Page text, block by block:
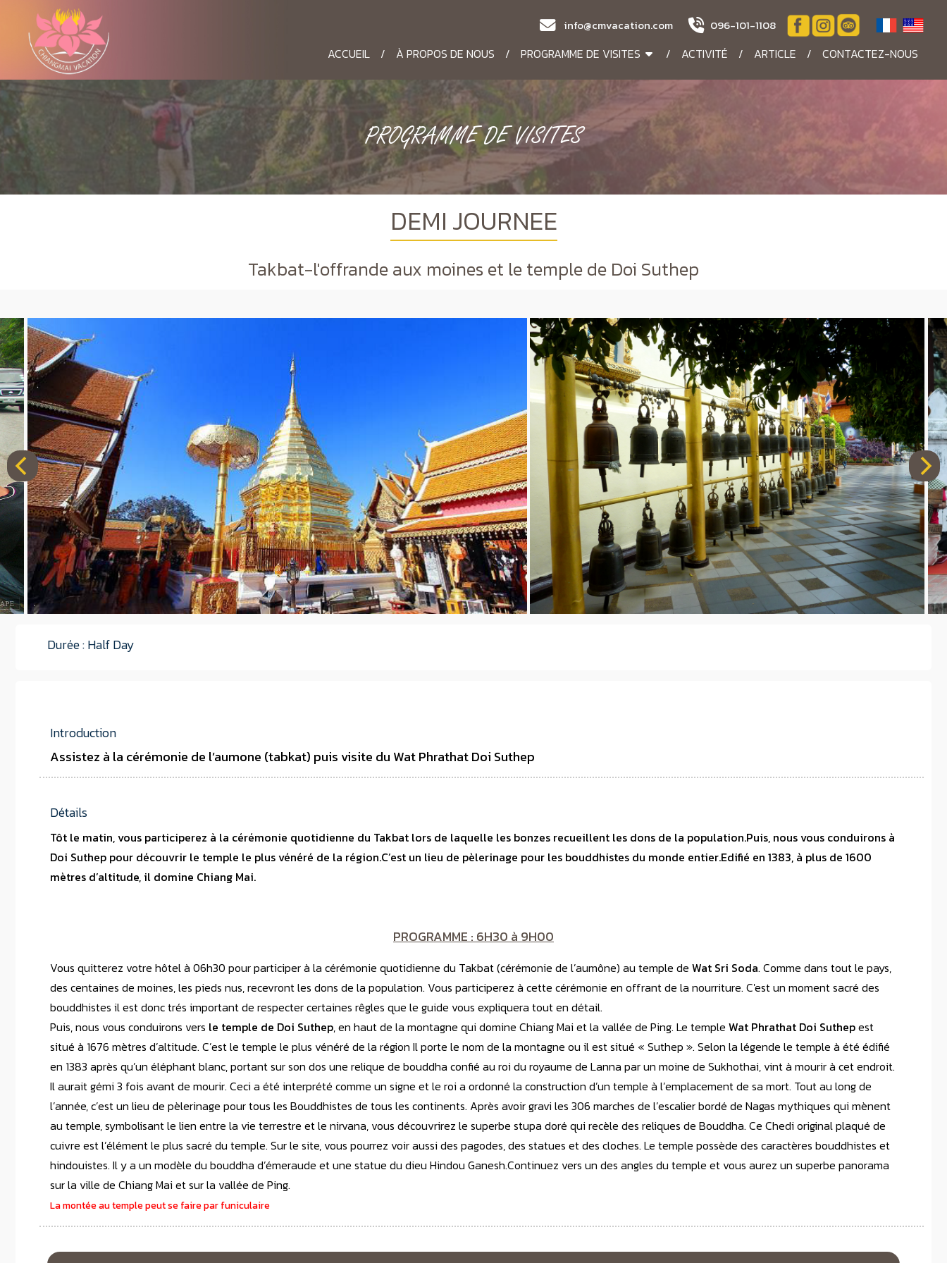
info@cmvacation.com 096-101-1108
ACCUEIL / À PROPOS DE NOUS / PROGRAMME DE VISITES / ACTIVITÉ / ARTICLE / CONTACTEZ-NOUS
PROGRAMME DE VISITES
DEMI JOURNEE
Takbat-l'offrande aux moines et le temple de Doi Suthep
Durée : Half Day
Introduction
Assistez à la cérémonie de l’aumone (tabkat) puis visite du Wat Phrathat Doi Suthep
Détails
Tôt le matin, vous participerez à la cérémonie quotidienne du Takbat lors de laquelle les bonzes recueillent les dons de la population.Puis, nous vous conduirons à
Doi Suthep pour découvrir le temple le plus vénéré de la région.C’est un lieu de pèlerinage pour les bouddhistes du monde entier.Edifié en 1383, à plus de 1600
mètres d’altitude, il domine Chiang Mai.
PROGRAMME : 6H30 à 9H00
Vous quitterez votre hôtel à 06h30 pour participer à la cérémonie quotidienne du Takbat (cérémonie de l’aumône) au temple de Wat Sri Soda. Comme dans tout le pays,
des centaines de moines, les pieds nus, recevront les dons de la population. Vous participerez à cette cérémonie en offrant de la nourriture. C'est un moment sacré des
bouddhistes il est donc trés important de respecter certaines rêgles que le guide vous expliquera tout en détail.
Puis, nous vous conduirons vers le temple de Doi Suthep, en haut de la montagne qui domine Chiang Mai et la vallée de Ping. Le temple Wat Phrathat Doi Suthepest
situé à 1676 mètres d’altitude. C’est le temple le plus vénéré de la région Il porte le nom de la montagne ou il est situé « Suthep ». Selon la légende le temple à été édifié
en 1383 après qu’un éléphant blanc, portant sur son dos une relique de bouddha confié au roi du royaume de Lanna par un moine de Sukhothai, vint à mourir à cet endroit.
Il aurait gémi 3 fois avant de mourir. Ceci a été interprété comme un signe et le roi a ordonné la construction d’un temple à l’emplacement de sa mort. Tout au long de
l’année, c’est un lieu de pèlerinage pour tous les Bouddhistes de tous les continents. Après avoir gravi les 306 marches de l’escalier bordé de Nagas mythiques qui mènent
au temple, symbolisant le lien entre la vie terrestre et le nirvana, vous découvrirez le superbe stupa doré qui recèle des reliques de Bouddha. Ce Chedi original plaqué de
cuivre est l’élément le plus sacré du temple. Sur le site, vous pourrez voir aussi des pagodes, des statues et des cloches. Le temple possède des caractères bouddhistes et
hindouistes. Il y a un modèle du bouddha d’émeraude et une statue du dieu Hindou Ganesh.Continuez vers un des angles du temple et vous aurez un superbe panorama
sur la ville de Chiang Mai et sur la vallée de Ping.
La montée au temple peut se faire par funiculaire